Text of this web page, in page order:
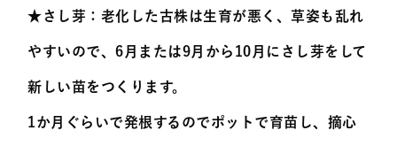
★さし芽：老化した古株は生育が悪く、草姿も乱れ
やすいので、6月または9月から10月にさし芽をして
新しい苗をつくります。
1か月ぐらいで発根するのでポットで育苗し、摘心